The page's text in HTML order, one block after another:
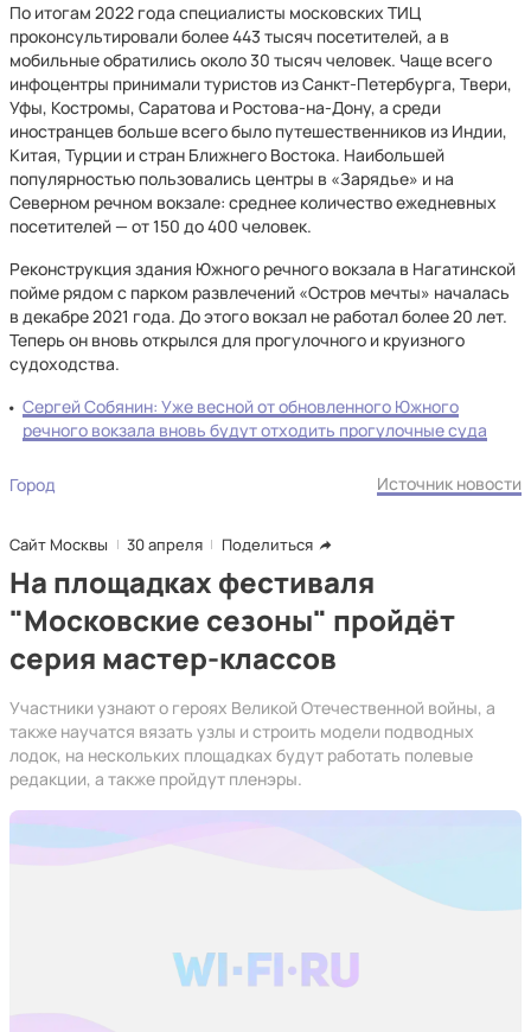
По итогам 2022 года специалисты московских ТИЦ
проконсультировали более 443 тысяч посетителей, а в
мобильные обратились около 30 тысяч человек. Чаще всего
инфоцентры принимали туристов из Санкт-Петербурга, Твери,
Уфы, Костромы, Саратова и Ростова-на-Дону, а среди
иностранцев больше всего было путешественников из Индии,
Китая, Турции и стран Ближнего Востока. Наибольшей
популярностью пользовались центры в «Зарядье» и на
Северном речном вокзале: среднее количество ежедневных
посетителей — от 150 до 400 человек.
Реконструкция здания Южного речного вокзала в Нагатинской
пойме рядом с парком развлечений «Остров мечты» началась
в декабре 2021 года. До этого вокзал не работал более 20 лет.
Теперь он вновь открылся для прогулочного и круизного
судоходства.
Сергей Собянин: Уже весной от обновленного Южного
речного вокзала вновь будут отходить прогулочные суда
Город Источник новости
Сайт Москвы 30 апреля Поделиться
На площадках фестиваля
"Московские сезоны" пройдёт
серия мастер-классов
Участники узнают о героях Великой Отечественной войны, а
также научатся вязать узлы и строить модели подводных
лодок, на нескольких площадках будут работать полевые
редакции, а также пройдут пленэры.